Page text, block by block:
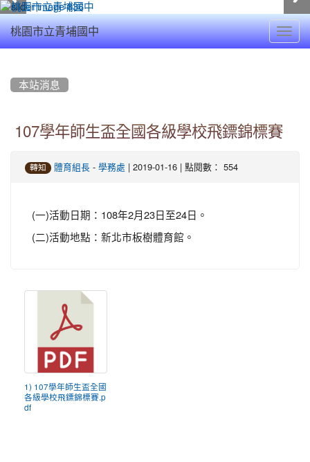
桃園市立青埔國中
本站消息
107學年師生盃全國各級學校飛鏢錦標賽
轉知 體育組長 - 學務處 | 2019-01-16 | 點閱數： 554
(一)活動日期：108年2月23日至24日。
(二)活動地點：新北市板樹體育館。
1) 107學年師生盃全國
各級學校飛鏢錦標賽.p
df